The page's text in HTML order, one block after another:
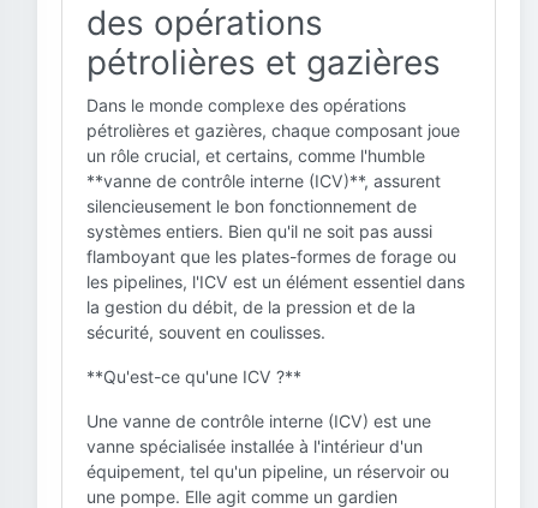
des opérations
pétrolières et gazières
Dans le monde complexe des opérations
pétrolières et gazières, chaque composant joue
un rôle crucial, et certains, comme l'humble
**vanne de contrôle interne (ICV)**, assurent
silencieusement le bon fonctionnement de
systèmes entiers. Bien qu'il ne soit pas aussi
flamboyant que les plates-formes de forage ou
les pipelines, l'ICV est un élément essentiel dans
la gestion du débit, de la pression et de la
sécurité, souvent en coulisses.
**Qu'est-ce qu'une ICV ?**
Une vanne de contrôle interne (ICV) est une
vanne spécialisée installée à l'intérieur d'un
équipement, tel qu'un pipeline, un réservoir ou
une pompe. Elle agit comme un gardien